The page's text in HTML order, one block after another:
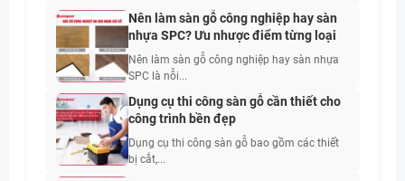
Nên làm sàn gỗ công nghiệp hay sàn
nhựa SPC? Ưu nhược điểm từng loại
Nên làm sàn gỗ công nghiệp hay sàn nhựa
SPC là nỗi...
Dụng cụ thi công sàn gỗ cần thiết cho
công trình bền đẹp
Dụng cụ thi công sàn gỗ bao gồm các thiết
bị cắt,...